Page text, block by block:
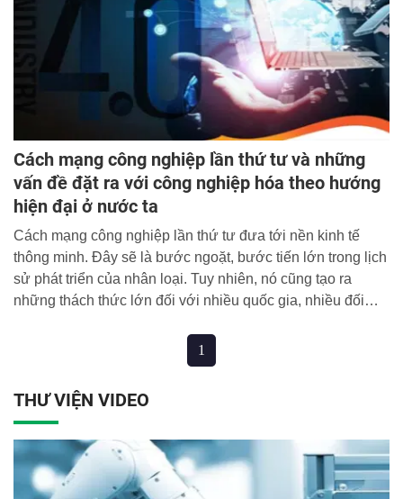
Cách mạng công nghiệp lần thứ tư và những
vấn đề đặt ra với công nghiệp hóa theo hướng
hiện đại ở nước ta
Cách mạng công nghiệp lần thứ tư đưa tới nền kinh tế
thông minh. Đây sẽ là bước ngoặt, bước tiến lớn trong lịch
sử phát triển của nhân loại. Tuy nhiên, nó cũng tạo ra
những thách thức lớn đối với nhiều quốc gia, nhiều đối
công nghệ trong cách mạng công nghiệp lần thứ tư làm
cho tài nguyên thiên nhiên, lao động phổ thông giá rẻ ngày
càng mất lợi thế. Việc làm rõ những vấn đề đặt ra và đưa
ra những định hướng cho quá trình công nghiệp hóa, hiện
lần thứ tư thời gian tới là cấp bách và thiết thực.
1
THƯ VIỆN VIDEO